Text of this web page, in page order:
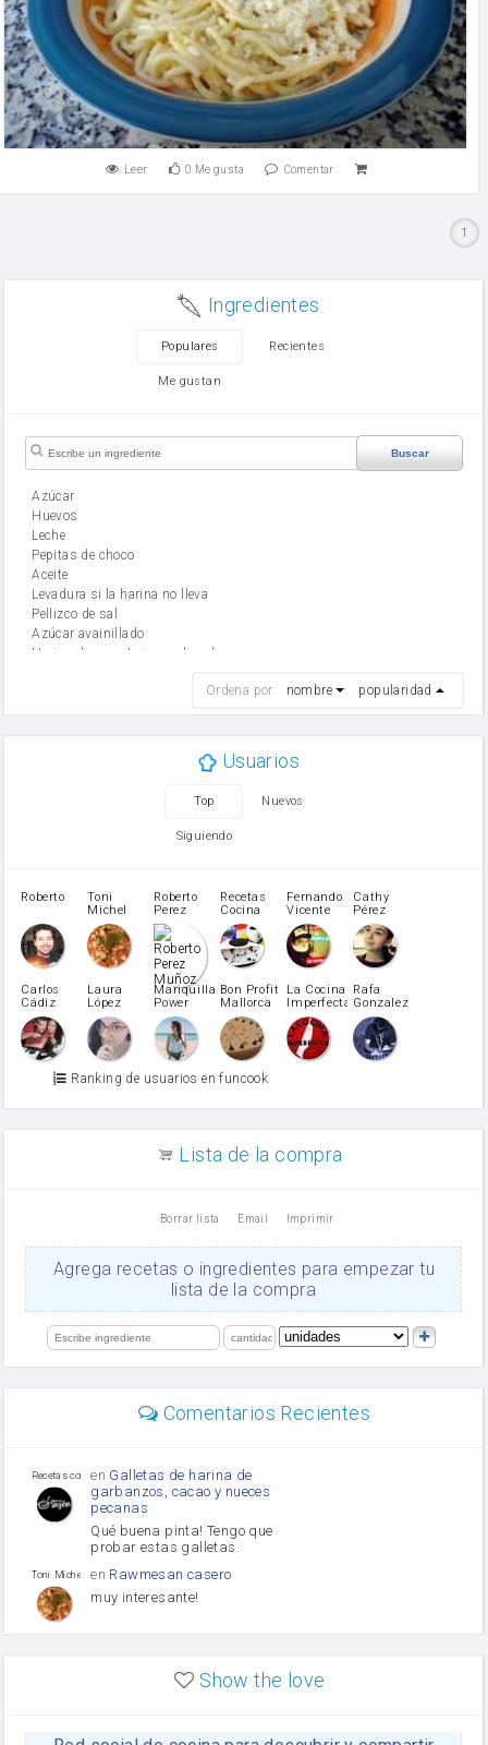
Leer 0 Me gusta Comentar
1
Ingredientes
Populares Recientes
Me gustan
Buscar
Azúcar
huevos
leche
Pepitas de choco
aceite
Levadura si la harina no lleva
Pellizco de sal
Azúcar avainillado
Harina de reposteria con levadura
mantequilla
Harina para bizcocho
patatas
pimiento rojo
Pimentón
pimiento verde
miel
vino blanco
Azúcar glass
Azúcar moreno
Zumo de limón
arroz
Ajos
Levadura
limón
Ordena por: nombre popularidad
Usuarios
Top Nuevos
Siguiendo
Roberto
Toni
Michel
Caubet
Roberto
Perez
Muñoz
Recetas
Cocina
Fernando
Vicente
Cathy
Pérez
Carlos
Cádiz
Laura
López
Martínez
Mariquilla
Power
Bon Profit
Mallorca
La Cocina
Imperfecta
Rafa
Gonzalez
Ranking de usuarios en funcook
Lista de la compra
Borrar lista Email Imprimir
Agrega recetas o ingredientes para empezar tu
lista de la compra
Comentarios Recientes
Recetas con sazon
en Galletas de harina de
garbanzos, cacao y nueces
pecanas
Qué buena pinta! Tengo que
probar estas galletas.
Toni Michel Caubet
en Rawmesan casero
muy interesante!
enLasaña casera fácil y
Show the love